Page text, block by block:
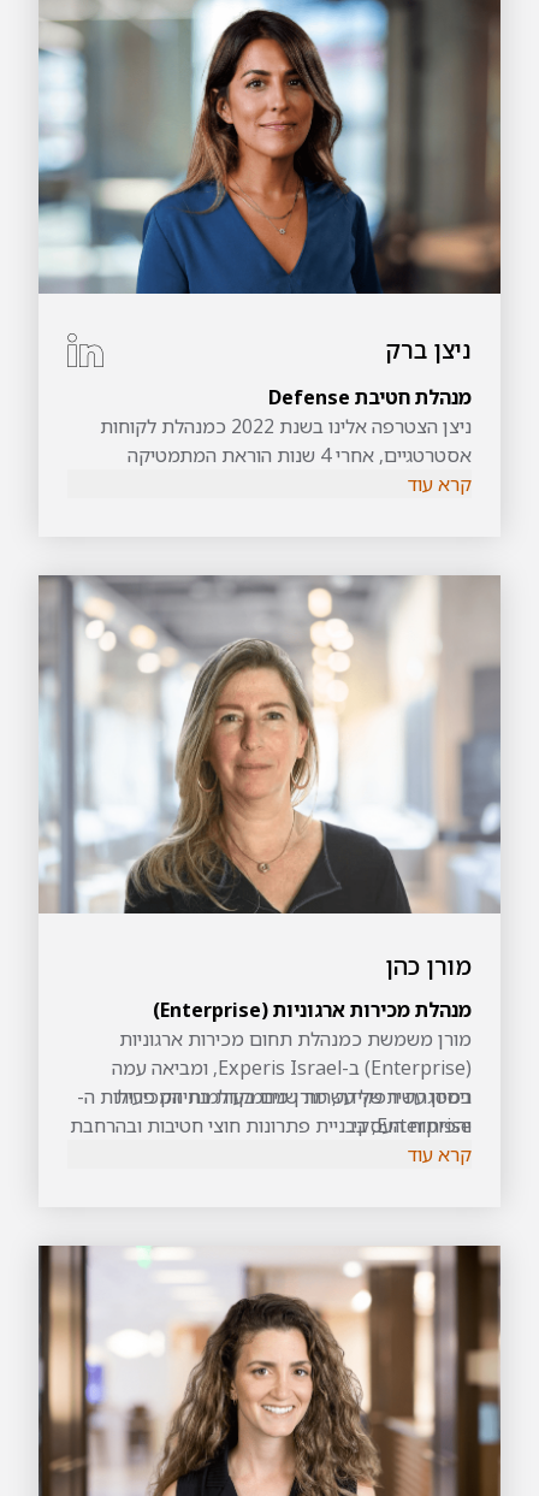
ניצן ברק
מנהלת חטיבת Defense
ניצן הצטרפה אלינו בשנת 2022 כמנהלת לקוחות
אסטרטגיים, אחרי 4 שנות הוראת המתמטיקה
במשרד החינוך וניסיון עשיר במכירות מוצרים בחו”ל.
אותה לתפקיד אותו היא מבצעת כיום – מנהלת
מכירות ופיתוח עסקי. ניצן בוגרת תואר ראשון
במשאבי אנוש, תעודת הוראה במשרד החינוך ותעודת
מאמנת CBT.
קרא עוד
מורן כהן
מנהלת מכירות ארגוניות (Enterprise)
מורן משמשת כמנהלת תחום מכירות ארגוניות
(Enterprise) ב-Experis Israel, ומביאה עמה
ניסיון עשיר של עשרות שנים בעולמות המכירות
והפיתוח העסקי.
במסגרת תפקידה, מורן מתמקדת בחיזוק פעילות ה-
Enterprise, בבניית פתרונות חוצי חטיבות ובהרחבת
הפעילות מול לקוחות קיימים.
קרא עוד